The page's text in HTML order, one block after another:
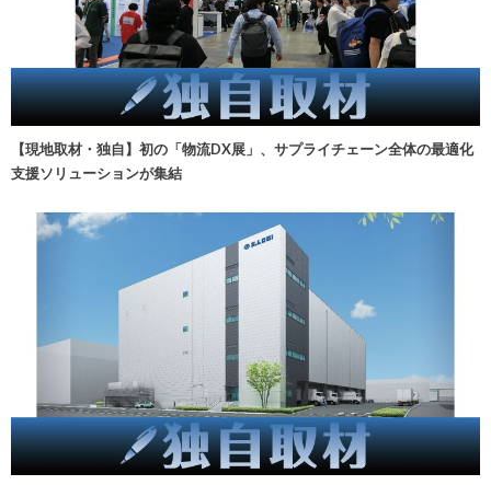
【現地取材・独自】初の「物流DX展」、サプライチェーン全体の最適化
支援ソリューションが集結